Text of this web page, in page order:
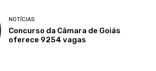
NOTÍCIAS
Concurso da Câmara de Goiás
oferece 9254 vagas